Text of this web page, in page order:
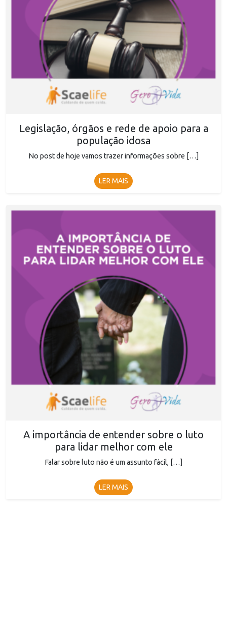
Legislação, órgãos e rede de apoio para a
população idosa
No post de hoje vamos trazer informações sobre […]
LER MAIS
A importância de entender sobre o luto
para lidar melhor com ele
Falar sobre luto não é um assunto fácil, […]
LER MAIS